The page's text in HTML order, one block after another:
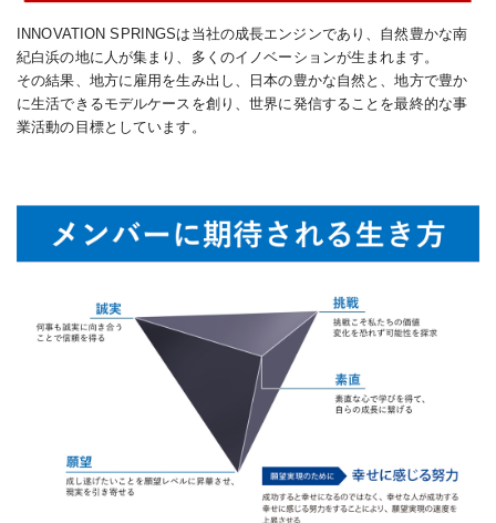
INNOVATION SPRINGSは当社の成長エンジンであり、自然豊かな南
紀白浜の地に人が集まり、多くのイノベーションが生まれます。
その結果、地方に雇用を生み出し、日本の豊かな自然と、地方で豊か
に生活できるモデルケースを創り、世界に発信することを最終的な事
業活動の目標としています。